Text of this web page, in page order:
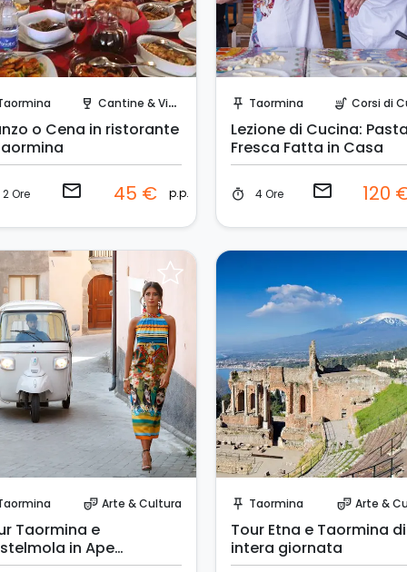
wine_bar Cantine & Vigne
o Cena in ristorante
2 Ore email 45 € p.p.
push_pin Taormina soup_kitchen Corsi di
Lezione di Cucina: Pasta
Fresca Fatta in Casa
timer 4 Ore email 120
theater_comedy Arte & Cultura
Taormina e
in Ape
push_pin Taormina theater_comedy Arte &
Tour Etna e Taormina di
intera giornata